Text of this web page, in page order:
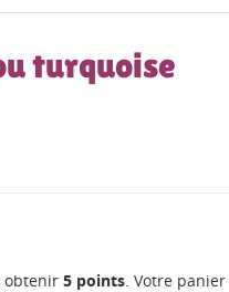
turquoise
obtenir 5points. Votre